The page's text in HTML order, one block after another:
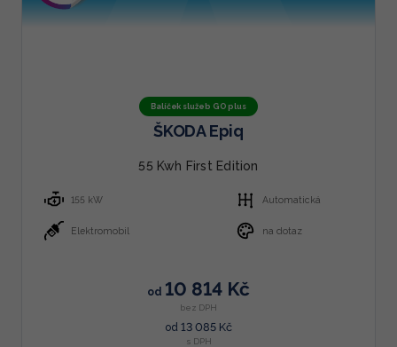
Balíček služeb GO plus
ŠKODA Epiq
55 Kwh First Edition
155 kW Automatická
Elektromobil na dotaz
od 10 814 Kč
bez DPH
od 13 085 Kč
s DPH